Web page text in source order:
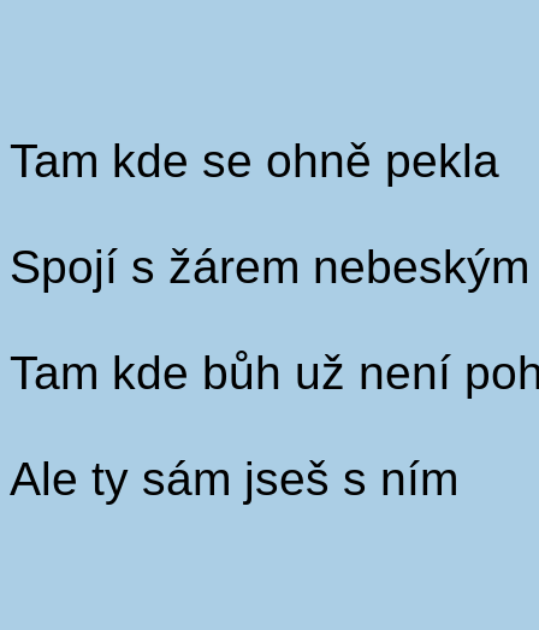
Tam kde se ohně pekla
Spojí s žárem nebeským
Tam kde bůh už není
Ale ty sám jseš s ním